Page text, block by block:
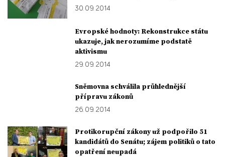
30. 09. 2014
Evropské hodnoty: Rekonstrukce státu
ukazuje, jak nerozumíme podstatě
aktivismu
29. 09. 2014
Sněmovna schválila průhlednější
přípravu zákonů
26. 09. 2014
Protikorupční zákony už podpořilo 51
kandidátů do Senátu; zájem politiků o tato
opatření neupadá